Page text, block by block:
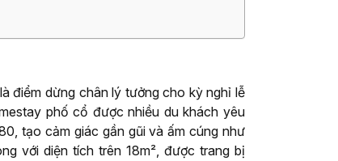
điểm dừng chân lý tưởng cho kỳ nghỉ lễ
phố cổ được nhiều du khách yêu
tạo cảm giác gần gũi và ấm cúng như
với diện tích trên 18m², được trang bị